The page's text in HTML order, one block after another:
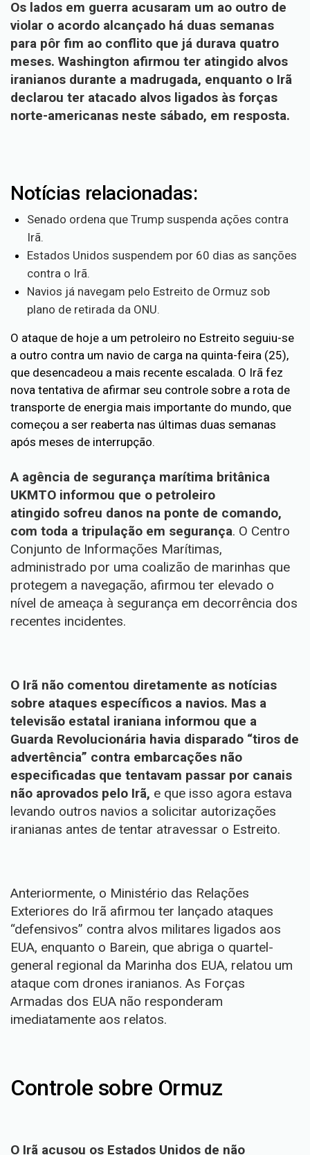
Os lados em guerra acusaram um ao outro de
violar o acordo alcançado há duas semanas
para pôr fim ao conflito que já durava quatro
meses. Washington afirmou ter atingido alvos
iranianos durante a madrugada, enquanto o Irã
declarou ter atacado alvos ligados às forças
norte-americanas neste sábado, em resposta.
Notícias relacionadas:
Senado ordena que Trump suspenda ações contra
Irã.
Estados Unidos suspendem por 60 dias as sanções
contra o Irã.
Navios já navegam pelo Estreito de Ormuz sob
plano de retirada da ONU.
O ataque de hoje a um petroleiro no Estreito seguiu-se
a outro contra um navio de carga na quinta-feira (25),
que desencadeou a mais recente escalada. O Irã fez
nova tentativa de afirmar seu controle sobre a rota de
transporte de energia mais importante do mundo, que
começou a ser reaberta nas últimas duas semanas
após meses de interrupção.
A agência de segurança marítima britânica
UKMTO informou que o petroleiro
atingido sofreu danos na ponte de comando,
com toda a tripulação em segurança. O Centro
Conjunto de Informações Marítimas,
administrado por uma coalizão de marinhas que
protegem a navegação, afirmou ter elevado o
nível de ameaça à segurança em decorrência dos
recentes incidentes.
O Irã não comentou diretamente as notícias
sobre ataques específicos a navios. Mas a
televisão estatal iraniana informou que a
Guarda Revolucionária havia disparado “tiros de
advertência” contra embarcações não
especificadas que tentavam passar por canais
não aprovados pelo Irã, e que isso agora estava
levando outros navios a solicitar autorizações
iranianas antes de tentar atravessar o Estreito.
Anteriormente, o Ministério das Relações
Exteriores do Irã afirmou ter lançado ataques
“defensivos” contra alvos militares ligados aos
EUA, enquanto o Barein, que abriga o quartel-
general regional da Marinha dos EUA, relatou um
ataque com drones iranianos. As Forças
Armadas dos EUA não responderam
imediatamente aos relatos.
Controle sobre Ormuz
O Irã acusou os Estados Unidos de não